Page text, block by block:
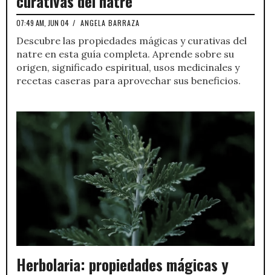
07:49 AM, JUN 04 / ANGELA BARRAZA
Descubre las propiedades mágicas y curativas del
natre en esta guía completa. Aprende sobre su
origen, significado espiritual, usos medicinales y
recetas caseras para aprovechar sus beneficios.
Herbolaria: propiedades mágicas y